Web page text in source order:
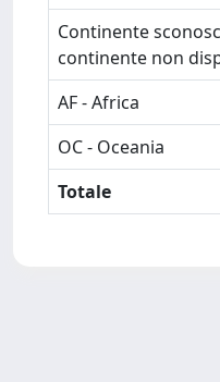
Continente
continente non
AF - Africa
OC - Oceania
Totale